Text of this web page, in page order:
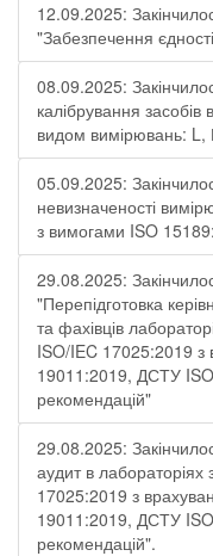
12.09.2025:
"Забезпечення
08.09.2025:
калібрування
видом вимірювань:
05.09.2025:
невизначеності
з вимогами ISO
29.08.2025:
"Перепідготовка
та фахівців
ISO/IEC 17025:2019
19011:2019, ДСТУ
рекомендацій"
29.08.2025:
аудит в
17025:2019 з
19011:2019, ДСТУ
рекомендацій".